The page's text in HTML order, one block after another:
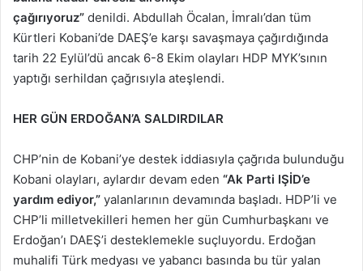
çağırıyoruz” denildi. Abdullah Öcalan, İmralı’dan tüm
Kürtleri Kobani’de DAEŞ’e karşı savaşmaya çağırdığında
tarih 22 Eylül’dü ancak 6-8 Ekim olayları HDP MYK’sının
yaptığı serhildan çağrısıyla ateşlendi.
HER GÜN ERDOĞAN’A SALDIRDILAR
CHP’nin de Kobani’ye destek iddiasıyla çağrıda bulunduğu
Kobani olayları, aylardır devam eden “Ak Parti IŞİD’e
yardım ediyor,” yalanlarının devamında başladı. HDP’li ve
CHP’li milletvekilleri hemen her gün Cumhurbaşkanı ve
Erdoğan’ı DAEŞ’i desteklemekle suçluyordu. Erdoğan
muhalifi Türk medyası ve yabancı basında bu tür yalan